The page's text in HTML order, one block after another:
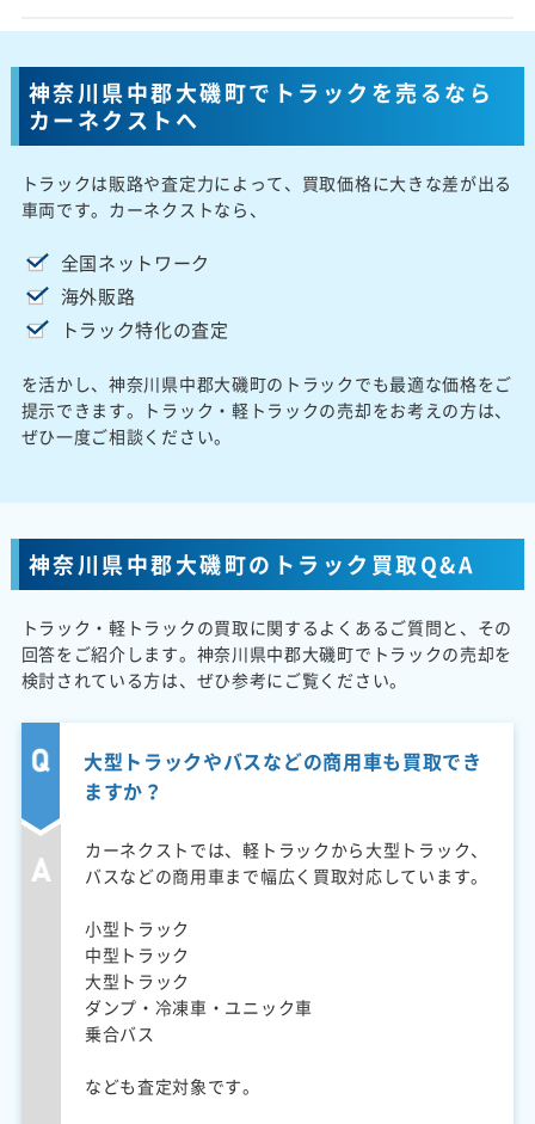
神奈川県中郡大磯町でトラックを売るなら
カーネクストへ
トラックは販路や査定力によって、買取価格に大きな差が出る
車両です。カーネクストなら、
全国ネットワーク
海外販路
トラック特化の査定
を活かし、神奈川県中郡大磯町のトラックでも最適な価格をご
提示できます。トラック・軽トラックの売却をお考えの方は、
ぜひ一度ご相談ください。
神奈川県中郡大磯町のトラック買取Q&A
トラック・軽トラックの買取に関するよくあるご質問と、その
回答をご紹介します。神奈川県中郡大磯町でトラックの売却を
検討されている方は、ぜひ参考にご覧ください。
大型トラックやバスなどの商用車も買取でき
ますか？
カーネクストでは、軽トラックから大型トラック、
バスなどの商用車まで幅広く買取対応しています。
小型トラック
中型トラック
大型トラック
ダンプ・冷凍車・ユニック車
乗合バス
なども査定対象です。